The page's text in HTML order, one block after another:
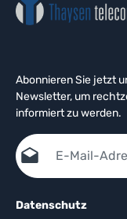
Abonnieren Sie jetzt
Newsletter, um
informiert zu werden.
E-Mail-Adresse*
Datenschutz